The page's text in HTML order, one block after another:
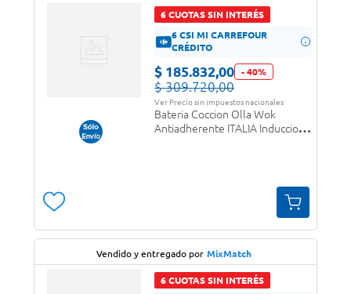
6 CUOTAS SIN INTERÉS
6 CSI MI CARREFOUR
CRÉDITO
$ 185.832,00 -40%
$ 309.720,00
Ver Precio sin impuestos nacionales
Bateria Coccion Olla Wok
Antiadherente ITALIA Induccion
Vendido y entregado por MixMatch
6 CUOTAS SIN INTERÉS